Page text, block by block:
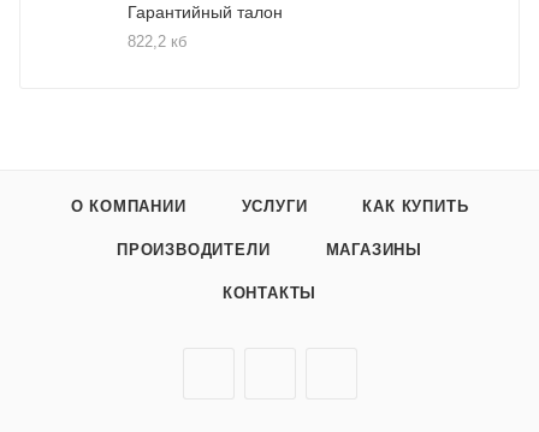
Гарантийный талон
822,2 кб
О КОМПАНИИ УСЛУГИ КАК КУПИТЬ
ПРОИЗВОДИТЕЛИ МАГАЗИНЫ
КОНТАКТЫ